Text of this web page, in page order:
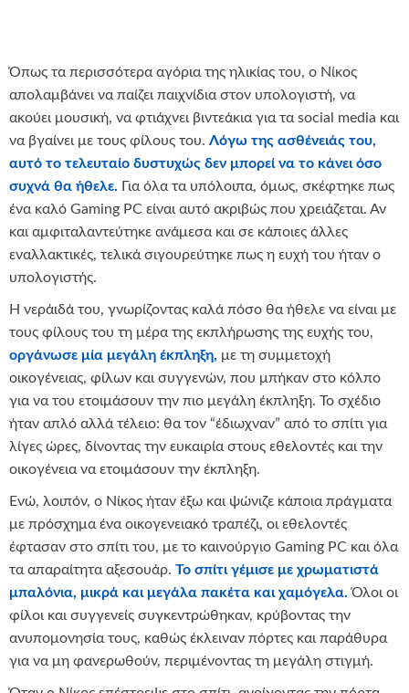
Όπως τα περισσότερα αγόρια της ηλικίας του, ο Νίκος
απολαμβάνει να παίζει παιχνίδια στον υπολογιστή, να
ακούει μουσική, να φτιάχνει βιντεάκια για τα social media και
να βγαίνει με τους φίλους του. Λόγω της ασθένειάς του,
αυτό το τελευταίο δυστυχώς δεν μπορεί να το κάνει όσο
συχνά θα ήθελε. Για όλα τα υπόλοιπα, όμως, σκέφτηκε πως
ένα καλό Gaming PC είναι αυτό ακριβώς που χρειάζεται. Αν
και αμφιταλαντεύτηκε ανάμεσα και σε κάποιες άλλες
εναλλακτικές, τελικά σιγουρεύτηκε πως η ευχή του ήταν ο
υπολογιστής.
Η νεράιδά του, γνωρίζοντας καλά πόσο θα ήθελε να είναι με
τους φίλους του τη μέρα της εκπλήρωσης της ευχής του,
οργάνωσε μία μεγάλη έκπληξη, με τη συμμετοχή
οικογένειας, φίλων και συγγενών, που μπήκαν στο κόλπο
για να του ετοιμάσουν την πιο μεγάλη έκπληξη. Το σχέδιο
ήταν απλό αλλά τέλειο: θα τον “έδιωχναν” από το σπίτι για
λίγες ώρες, δίνοντας την ευκαιρία στους εθελοντές και την
οικογένεια να ετοιμάσουν την έκπληξη.
Ενώ, λοιπόν, ο Νίκος ήταν έξω και ψώνιζε κάποια πράγματα
με πρόσχημα ένα οικογενειακό τραπέζι, οι εθελοντές
έφτασαν στο σπίτι του, με το καινούργιο Gaming PC και όλα
τα απαραίτητα αξεσουάρ. Το σπίτι γέμισε με χρωματιστά
μπαλόνια, μικρά και μεγάλα πακέτα και χαμόγελα. Όλοι οι
φίλοι και συγγενείς συγκεντρώθηκαν, κρύβοντας την
ανυπομονησία τους, καθώς έκλειναν πόρτες και παράθυρα
για να μη φανερωθούν, περιμένοντας τη μεγάλη στιγμή.